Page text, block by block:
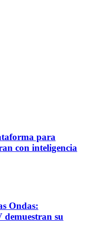
para
con inteligencia
Ondas:
demuestran su